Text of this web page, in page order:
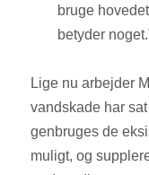
bruge
betyder
Lige nu arbejder
vandskade har
genbruges de
muligt, og